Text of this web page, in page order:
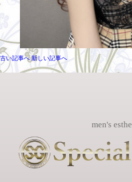
古い記事へ 新しい記事へ
men's esthe